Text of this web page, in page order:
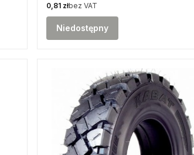
Cena
0,81 złbez VAT
Niedostępny